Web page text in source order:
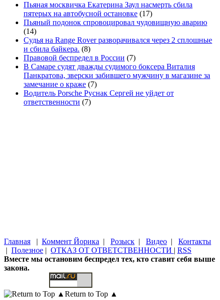
Пьяная москвичка Екатерина Заул насмерть сбила
пятерых на автобусной остановке (17)
Пьяный подонок спровоцировал чудовищную аварию
(14)
Судья на Range Rover разворачивался через 2 сплошные
и сбила байкера. (8)
Правовой беспредел в России (7)
В Самаре судят дважды судимого боксера Виталия
Панкратова, зверски забившего мужчину в магазине за
замечание о краже (7)
Водитель Porsche Руснак Сергей не уйдет от
ответственности (7)
Главная | Коммент Йорика | Розыск | Видео | Контакты
| Полезное | ОТКАЗ ОТ ОТВЕТСТВЕННОСТИ | RSS
Вместе мы остановим беспредел тех, кто ставит себя выше
закона.
Return to Top ▲